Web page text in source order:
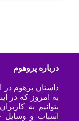
درباره پروهوم
به امروز که در
بتوانیم به
اسباب و وسایل